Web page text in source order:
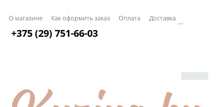
О магазине Как оформить заказ Оплата Доставка ...
+375 (29) 751-66-03